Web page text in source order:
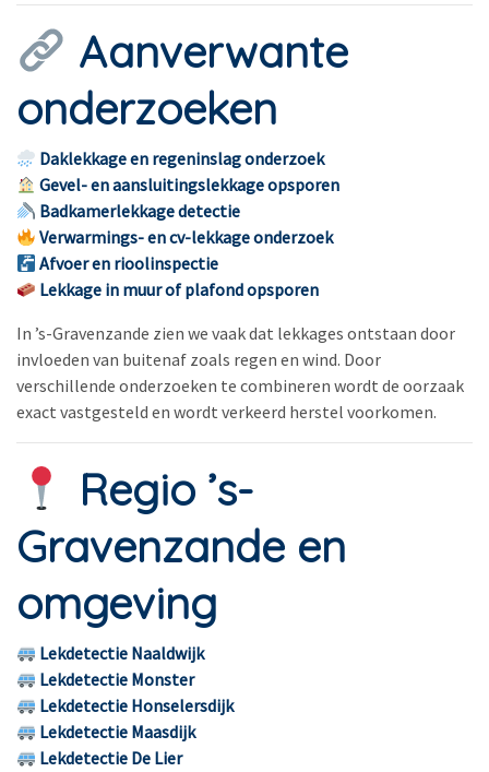
Aanverwante
onderzoeken
Daklekkage en regeninslag onderzoek
Gevel- en aansluitingslekkage opsporen
Badkamerlekkage detectie
Verwarmings- en cv-lekkage onderzoek
Afvoer en rioolinspectie
Lekkage in muur of plafond opsporen
In ’s-Gravenzande zien we vaak dat lekkages ontstaan door
invloeden van buitenaf zoals regen en wind. Door
verschillende onderzoeken te combineren wordt de oorzaak
exact vastgesteld en wordt verkeerd herstel voorkomen.
Regio ’s-
Gravenzande en
omgeving
Lekdetectie Naaldwijk
Lekdetectie Monster
Lekdetectie Honselersdijk
Lekdetectie Maasdijk
Lekdetectie De Lier